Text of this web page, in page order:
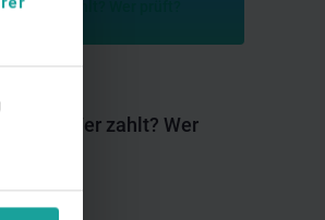
ab? Wer zahlt? Wer